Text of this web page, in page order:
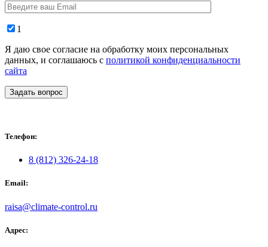
1
Я даю свое согласие на обработку моих персональных
данных, и соглашаюсь с политикой конфиденциальности
сайта
Задать вопрос
Телефон:
8 (812) 326-24-18
Email:
raisa@climate-control.ru
Адрес: